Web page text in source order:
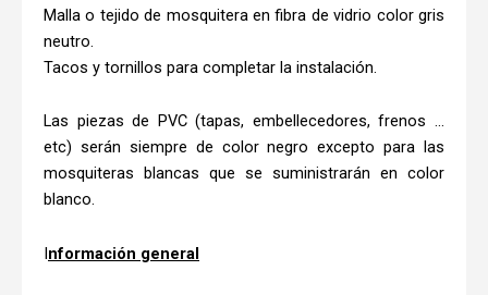
Malla o tejido de mosquitera en fibra de vidrio color gris
neutro.
Tacos y tornillos para completar la instalación.
Las piezas de PVC (tapas, embellecedores, frenos …
etc) serán siempre de color negro excepto para las
mosquiteras blancas que se suministrarán en color
blanco.
Información general